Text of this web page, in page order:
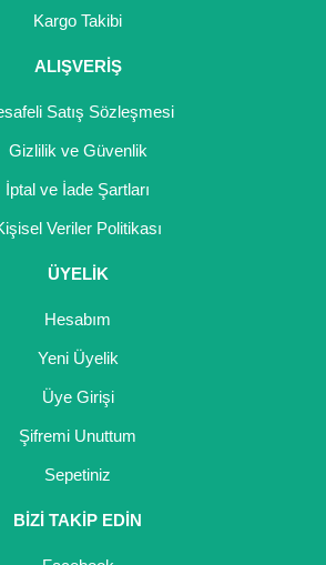
Kargo Takibi
ALIŞVERİŞ
Satış Sözleşmesi
Gizlilik ve Güvenlik
İptal ve İade Şartları
Veriler Politikası
ÜYELİK
Hesabım
Yeni Üyelik
Üye Girişi
Şifremi Unuttum
Sepetiniz
BİZİ TAKİP EDİN